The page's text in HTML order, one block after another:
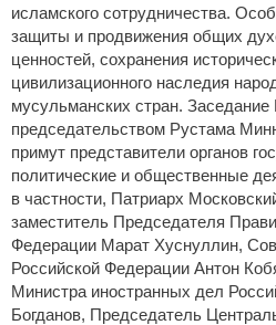
исламского сотрудничества.
защиты и продвижения общих
ценностей, сохранения
цивилизационного наследия
мусульманских стран. Заседание
председательством Рустама
примут представители органов
политические и общественные
в частности, Патриарх
заместитель Председателя
Федерации Марат Хуснуллин,
Российской Федерации Антон
Министра иностранных дел
Богданов, Председатель